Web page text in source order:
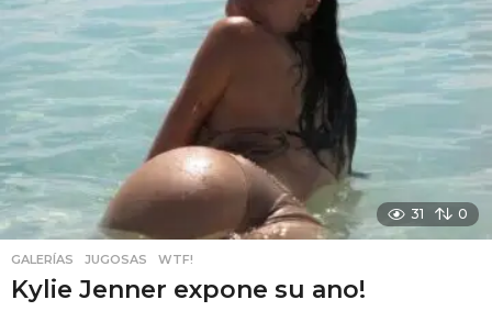
31 0
GALERÍAS ,JUGOSAS ,WTF!
Kylie Jenner expone su ano!